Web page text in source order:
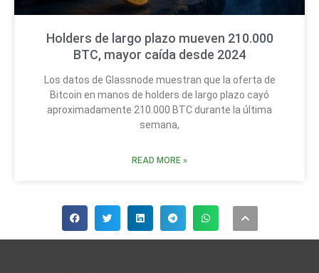
Holders de largo plazo mueven 210.000
BTC, mayor caída desde 2024
Los datos de Glassnode muestran que la oferta de
Bitcoin en manos de holders de largo plazo cayó
aproximadamente 210.000 BTC durante la última
semana,
READ MORE »